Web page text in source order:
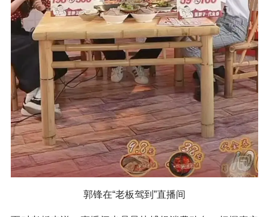
郭锋在“老板驾到”直播间